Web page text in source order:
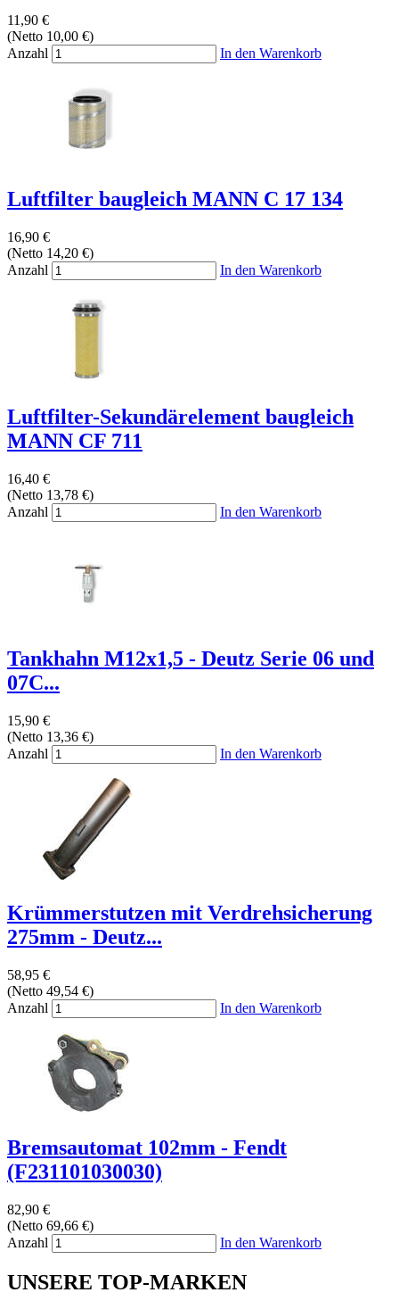
11,90 €
(Netto 10,00 €)
Anzahl
In den Warenkorb
Luftfilter baugleich MANN C 17 134
16,90 €
(Netto 14,20 €)
Anzahl
In den Warenkorb
Luftfilter-Sekundärelement baugleich
MANN CF 711
16,40 €
(Netto 13,78 €)
Anzahl
In den Warenkorb
Tankhahn M12x1,5 - Deutz Serie 06 und
07C...
15,90 €
(Netto 13,36 €)
Anzahl
In den Warenkorb
Krümmerstutzen mit Verdrehsicherung
275mm - Deutz...
58,95 €
(Netto 49,54 €)
Anzahl
In den Warenkorb
Bremsautomat 102mm - Fendt
(F231101030030)
82,90 €
(Netto 69,66 €)
Anzahl
In den Warenkorb
UNSERE TOP-MARKEN